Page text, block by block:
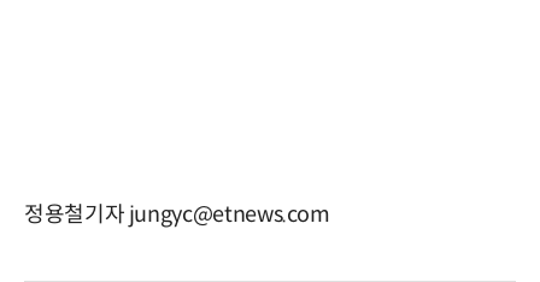
정용철기자 jungyc@etnews.com